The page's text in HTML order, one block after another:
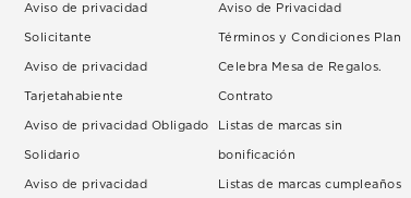
Aviso de privacidad
Solicitante
Aviso de privacidad
Tarjetahabiente
Aviso de privacidad Obligado
Solidario
Aviso de privacidad
Aviso de Privacidad
Términos y Condiciones Plan
Celebra Mesa de Regalos.
Contrato
Listas de marcas sin
bonificación
Listas de marcas cumpleaños